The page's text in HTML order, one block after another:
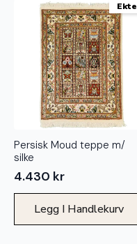
Ekte
Persisk Moud teppe m/
silke
4.430 kr
Legg I Handlekurv